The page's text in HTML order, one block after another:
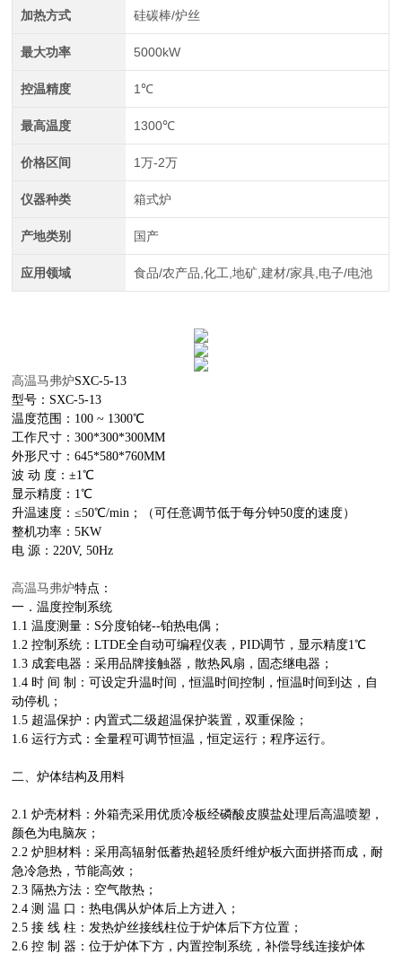
加热方式 硅碳棒/炉丝
最大功率 5000kW
控温精度 1℃
最高温度 1300℃
价格区间 1万-2万
仪器种类 箱式炉
产地类别 国产
应用领域 食品/农产品,化工,地矿,建材/家具,电子/电池
高温马弗炉SXC-5-13
型号：SXC-5-13
温度范围：100 ~ 1300℃
工作尺寸：300*300*300MM
外形尺寸：645*580*760MM
波 动 度：±1℃
显示精度：1℃
升温速度：≤50℃/min；（可任意调节低于每分钟50度的速度）
整机功率：5KW
电 源：220V, 50Hz
高温马弗炉特点：
一．温度控制系统
1.1 温度测量：S分度铂铑--铂热电偶；
1.2 控制系统：LTDE全自动可编程仪表，PID调节，显示精度1℃
1.3 成套电器：采用品牌接触器，散热风扇，固态继电器；
1.4 时 间 制：可设定升温时间，恒温时间控制，恒温时间到达，自
动停机；
1.5 超温保护：内置式二级超温保护装置，双重保险；
1.6 运行方式：全量程可调节恒温，恒定运行；程序运行。
二、炉体结构及用料
2.1 炉壳材料：外箱壳采用优质冷板经磷酸皮膜盐处理后高温喷塑，
颜色为电脑灰；
2.2 炉胆材料：采用高辐射低蓄热超轻质纤维炉板六面拼搭而成，耐
急冷急热，节能高效；
2.3 隔热方法：空气散热；
2.4 测 温 口：热电偶从炉体后上方进入；
2.5 接 线 柱：发热炉丝接线柱位于炉体后下方位置；
2.6 控 制 器：位于炉体下方，内置控制系统，补偿导线连接炉体